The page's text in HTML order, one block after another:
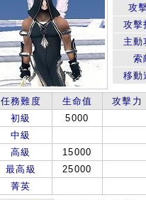
攻
攻擊
主動
索
移動
任務難度 生命值
攻擊力
初級
5000
中級
高級
15000
最高級
25000
菁英